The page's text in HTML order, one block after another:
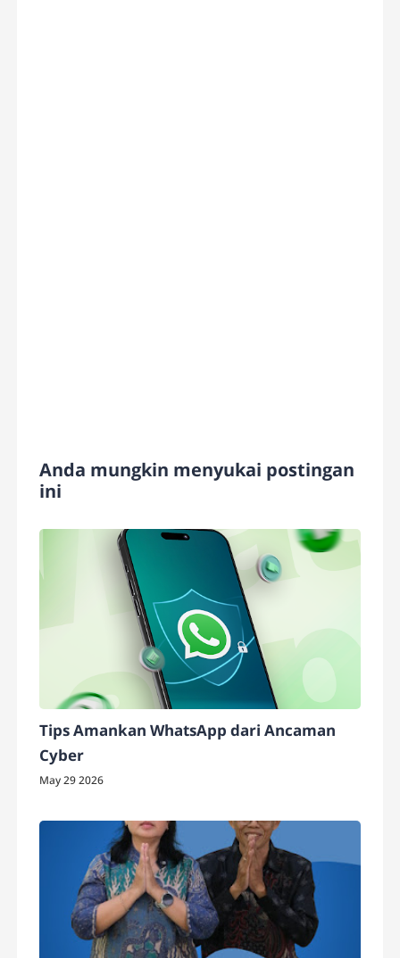
Anda mungkin menyukai postingan
ini
Tips Amankan WhatsApp dari Ancaman
Cyber
May 29 2026